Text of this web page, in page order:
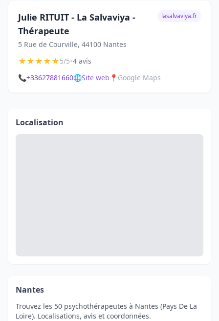
Julie RITUIT - La Salvaviya -
Thérapeute
5 Rue de Courville, 44100 Nantes
lasalvaviya.fr
★★★★★5/5•4 avis
📞+33627881660🌐Site web 📍 Google Maps
Localisation
Nantes
Trouvez les 50 psychothérapeutes à Nantes (Pays De La
Loire). Localisations, avis et coordonnées.